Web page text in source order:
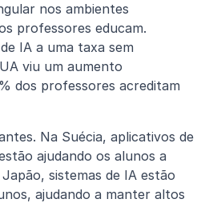
nos ambientes
professores educam.
IA a uma taxa sem
viu um aumento
dos professores acreditam
Na Suécia, aplicativos de
ajudando os alunos a
sistemas de IA estão
ajudando a manter altos